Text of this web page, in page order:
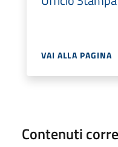
VAI ALLA PAGINA
Contenuti